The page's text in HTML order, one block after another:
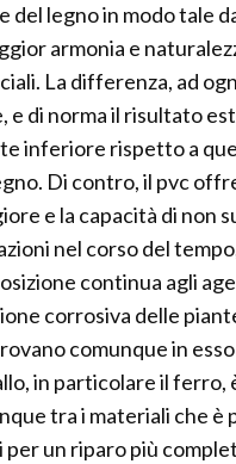
del legno in modo tale
armonia e
La differenza, ad
e di norma il risultato
inferiore rispetto a
Di contro, il pvc
e la capacità di non
nel corso del
continua agli
corrosiva delle
comunque in
in particolare il ferro,
tra i materiali che è
per un riparo più